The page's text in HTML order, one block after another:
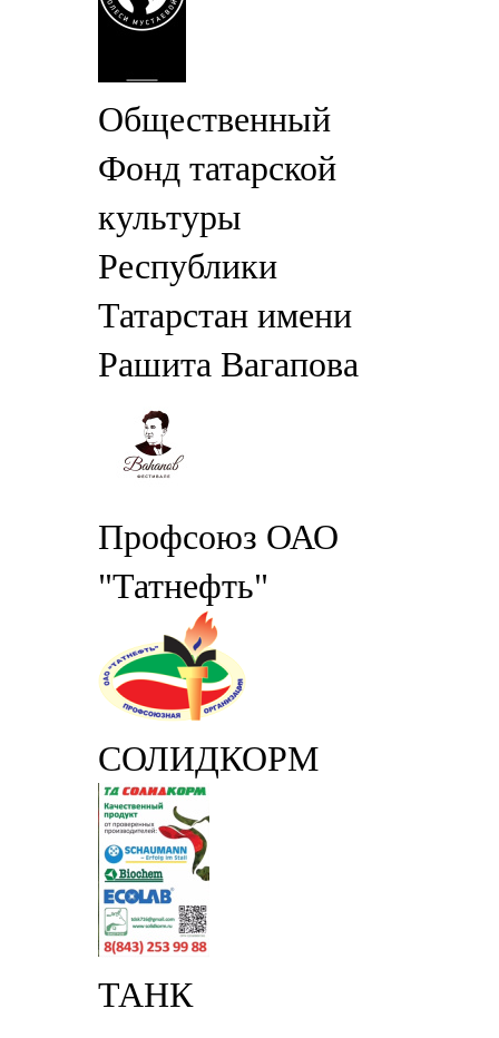
Общественный
Фонд татарской
культуры
Республики
Татарстан имени
Рашита Вагапова
Профсоюз ОАО
"Татнефть"
СОЛИДКОРМ
ТАНК